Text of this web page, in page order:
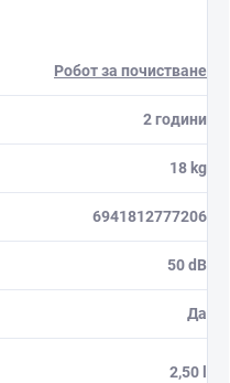
Робот за почистване
2 години
18 kg
6941812777206
50 dB
Да
2,50 l